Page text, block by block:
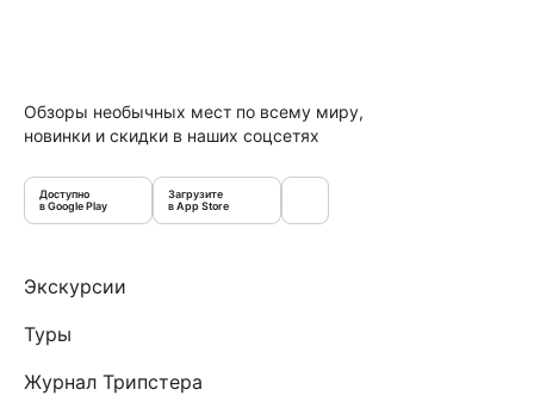
Обзоры необычных мест по всему миру,
новинки и скидки в наших соцсетях
Доступно
в Google Play
Загрузите
в App Store
Экскурсии
Туры
Журнал Трипстера